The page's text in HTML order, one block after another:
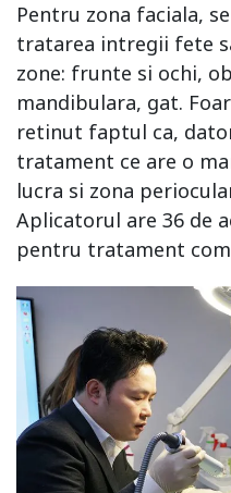
Pentru zona faciala,
tratarea intregii fete
zone: frunte si ochi,
mandibulara, gat.
retinut faptul ca,
tratament ce are o
lucra si zona
Aplicatorul are 36 de
pentru tratament